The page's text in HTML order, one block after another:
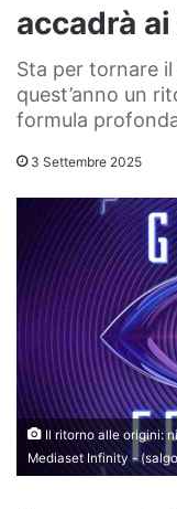
accadrà
Sta per tornare
quest’anno un
formula
3 Settembre 2025
Il ritorno alle origini:
Mediaset Infinity -